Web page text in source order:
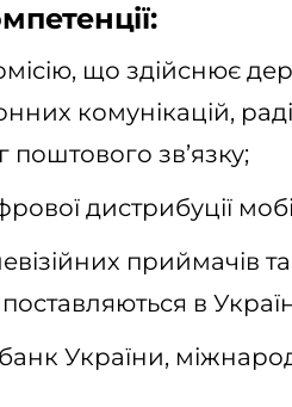
що здійснює
комунікацій,
поштового зв’язку;
дистрибуції
приймачів
в
України,